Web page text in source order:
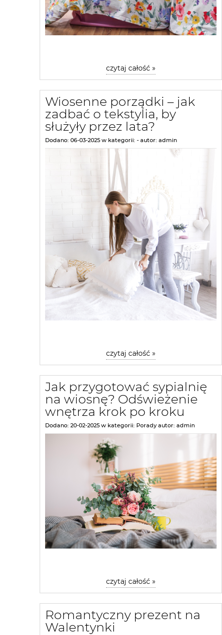
czytaj całość »
Wiosenne porządki – jak
zadbać o tekstylia, by
służyły przez lata?
Dodano: 06-03-2025 w kategorii: - autor: admin
czytaj całość »
Jak przygotować sypialnię
na wiosnę? Odświeżenie
wnętrza krok po kroku
Dodano: 20-02-2025 w kategorii: Porady autor: admin
czytaj całość »
Romantyczny prezent na
Walentynki